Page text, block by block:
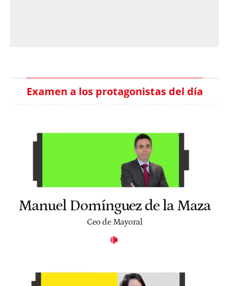
Examen a los protagonistas del día
Manuel Domínguez de la Maza
Ceo de Mayoral